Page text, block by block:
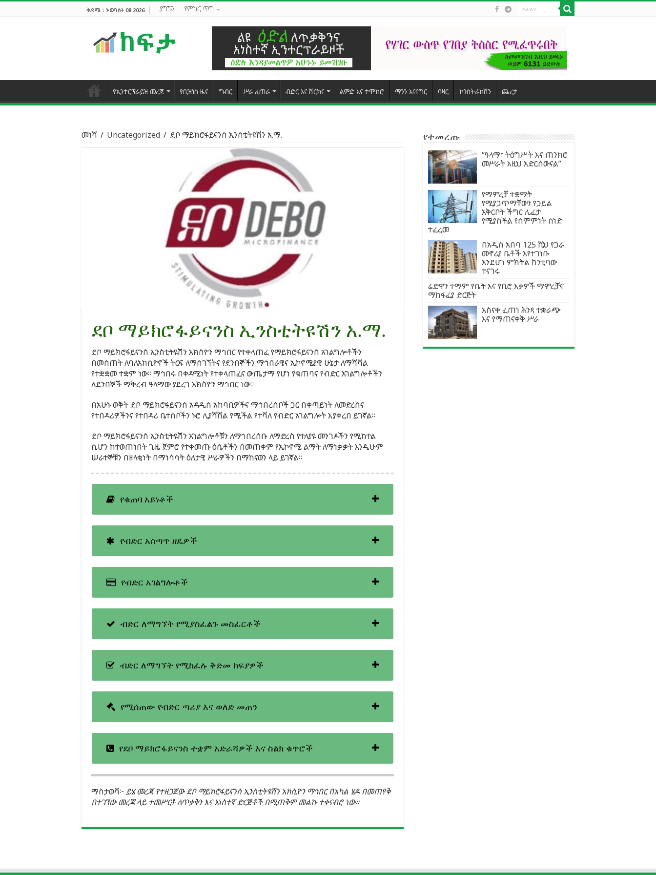
ቅዳሜ ፣ ኦውገስት 08 2026 ያግኙን የምክር ጥግ
የኢንተርፕራይዝ መረጃ የቢዝነስ ዜና ግብር ሥራ ፈጠራ ብድር እና ሽርክና ልምድ እና ተሞክሮ ማንን እናናግር ባዛር ኮንስትራክሽን ጨረታ
መነሻ / Uncategorized / ደቦ ማይክሮፋይናንስ ኢንስቲትዩሽን አ.ማ.
ደቦ ማይክሮፋይናንስ ኢንስቲትዩሽን አ.ማ.
ደቦ ማይክሮፋይናንስ ኢንስቲትዩሽን አክስዮን ማኅበር የተቀላጠፈ የማይክሮፋይናንስ አገልግሎቶችን
በመስጠት ለባለአክሲዮኖች ትርፍ ለማስገኘትና የደንበኞችን ማኅበራዊና ኢኮኖሚያዊ ሁኔታ ለማሻሻል
የተቋቋመ ተቋም ነው። ማኅበሩ በቀዳሚነት የተቀላጠፈና ውጤታማ የሆነ የቁጠባና የብድር አገልግሎቶችን
ለደንበኞች ማቅረብ ዓላማው ያደረገ አክስዮን ማኅበር ነው።
በአሁኑ ወቅት ደቦ ማይክሮፋይናንስ አዳዲስ አከባቢዎችና ማኅበረሰቦች ጋር በቀጣይነት ለመድረስና
የተበዳሪዎችንና የተበዳሪ ቤተሰቦችን ኑሮ ሊያሻሽል የሚችል የተሻለ የብድር አገልግሎት እያቀረበ ይገኛል።
ደቦ ማይክሮፋይናንስ ኢንስቲትዩሽን አገልግሎቶቹን ለማኅበረሰቡ ለማድረስ የተለያዩ መንገዶችን የሚከተል
ሲሆን ከተወጠነበት ጊዜ ጀምሮ የተቀመጡ ዕሴቶችን በመጠቀም የኢኮኖሚ ልማት ለማነቃቃት እንዲሁም
ሠራተኞቹን በዘላቂነት በማነሳሳት ዕለታዊ ሥራዎችን በማከናወን ላይ ይገኛል።
የቁጠባ አይነቶች
የብድር አሰጣጥ ዘዴዎች
የብድር አገልግሎቶች
ብድር ለማግኘት የሚያስፈልጉ መስፈርቶች
ብድር ለማግኘት የሚከፈሉ ቅድመ ክፍያዎች
የሚሰጠው የብድር ጣሪያ እና ወለድ መጠን
የደቦ ማይክሮፋይናንስ ተቋም አድራሻዎች እና ስልክ ቁጥሮች
ማስታወሻ፦ ይሄ መረጃ የተዘጋጀው ደቦ ማይክሮፋይናንስ ኢንስቲትዩሽን አክሲዮን ማኅበር በአካል ሄዶ በመጠየቅ
በተገኘው መረጃ ላይ ተመሥርቶ ለጥቃቅን እና አነስተኛ ድርጅቶች በሚጠቅም መልኩ ተቀናብሮ ነው።
የተመረጡ
“ዓላማ፣ ትዕግሥት እና ጠንክሮ
መሥራት እዚህ አድርሰውናል”
የማምረቻ ተቋማት
የሚያጋጥማቸውን የኃይል
አቅርቦት ችግር ሊፈታ
የሚያስችል የስምምነት ሰነድ
ተፈረመ
በአዲስ አበባ 125 ሺህ የጋራ
መኖሪያ ቤቶች እየተገነቡ
እንደሆነ ምክትል ከንቲባው
ተናገሩ
ሬድዋን ተማም የቤት እና የቢሮ እቃዎች ማምረቻና
ማከፋፈያ ድርጅት
አስናቀ ፈጠነ ሕንጻ ተቋራጭ
እና የማጠናቀቅ ሥራ